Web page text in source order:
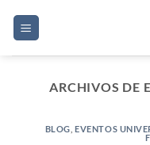
ARCHIVOS DE
BLOG ,EVENTOS